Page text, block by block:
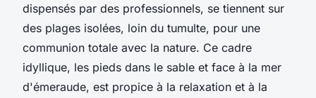
dispensés par des professionnels, se tiennent sur
des plages isolées, loin du tumulte, pour une
communion totale avec la nature. Ce cadre
idyllique, les pieds dans le sable et face à la mer
d'émeraude, est propice à la relaxation et à la